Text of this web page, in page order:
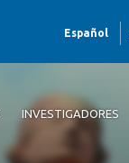
Español
INVESTIGADORES